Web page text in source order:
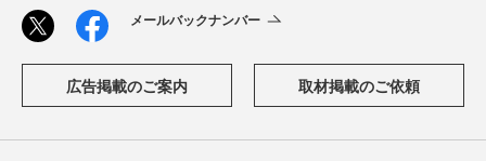
メールバックナンバー
広告掲載のご案内 取材掲載のご依頼